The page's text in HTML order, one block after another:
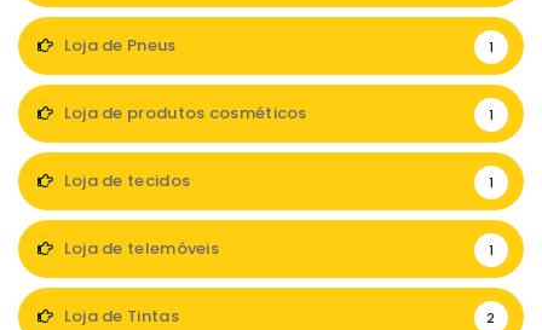
Loja de Pneus 1
Loja de produtos cosméticos 1
Loja de tecidos 1
Loja de telemóveis 1
Loja de Tintas 2